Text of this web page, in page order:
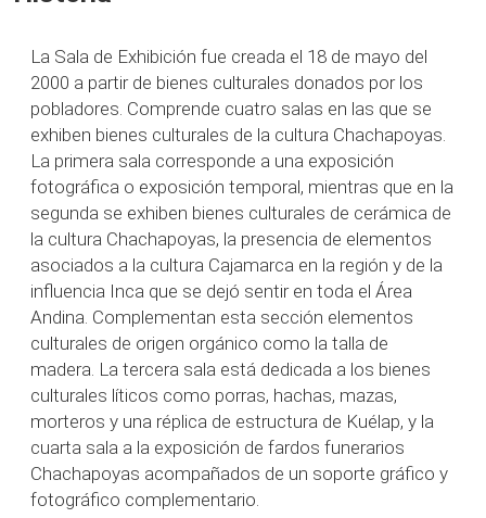
La Sala de Exhibición fue creada el 18 de mayo del
2000 a partir de bienes culturales donados por los
pobladores. Comprende cuatro salas en las que se
exhiben bienes culturales de la cultura Chachapoyas.
La primera sala corresponde a una exposición
fotográfica o exposición temporal, mientras que en la
segunda se exhiben bienes culturales de cerámica de
la cultura Chachapoyas, la presencia de elementos
asociados a la cultura Cajamarca en la región y de la
influencia Inca que se dejó sentir en toda el Área
Andina. Complementan esta sección elementos
culturales de origen orgánico como la talla de
madera. La tercera sala está dedicada a los bienes
culturales líticos como porras, hachas, mazas,
morteros y una réplica de estructura de Kuélap, y la
cuarta sala a la exposición de fardos funerarios
Chachapoyas acompañados de un soporte gráfico y
fotográfico complementario.